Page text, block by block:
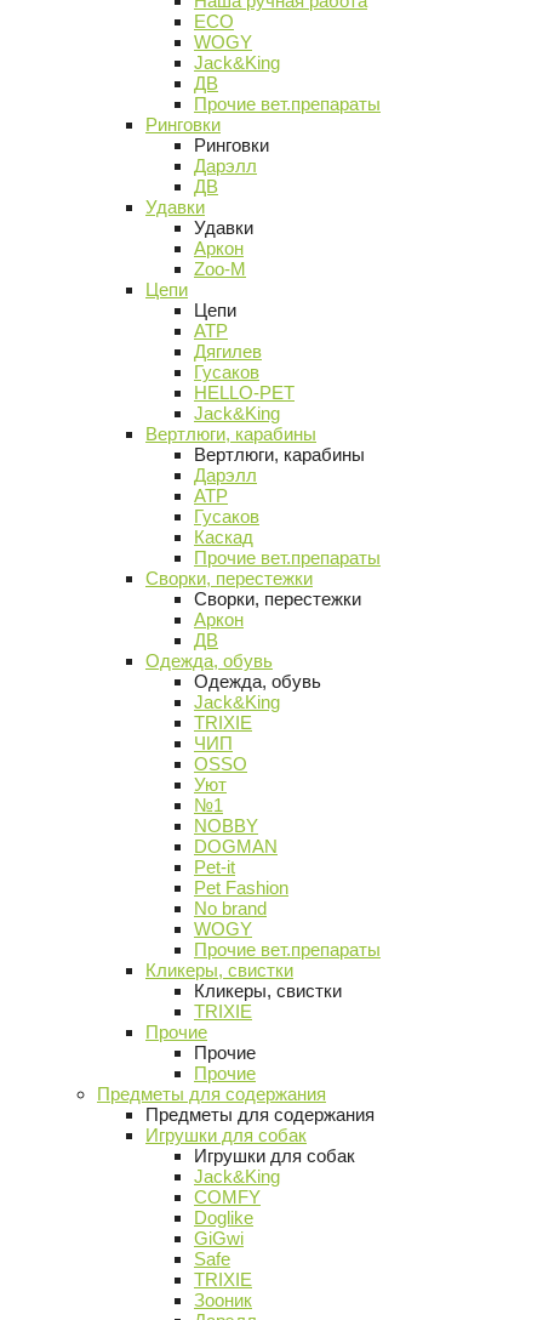
ECO
WOGY
Jack&King
ДВ
Прочие вет.препараты
Ринговки
Ринговки
Дарэлл
ДВ
Удавки
Удавки
Аркон
Zoo-M
Цепи
Цепи
АТР
Дягилев
Гусаков
HELLO-PET
Jack&King
Вертлюги, карабины
Вертлюги, карабины
Дарэлл
АТР
Гусаков
Каскад
Прочие вет.препараты
Сворки, перестежки
Сворки, перестежки
Аркон
ДВ
Одежда, обувь
Одежда, обувь
Jack&King
TRIXIE
ЧИП
OSSO
Уют
№1
NOBBY
DOGMAN
Pet-it
Pet Fashion
No brand
WOGY
Прочие вет.препараты
Кликеры, свистки
Кликеры, свистки
TRIXIE
Прочие
Прочие
Прочие
Предметы для содержания
Предметы для содержания
Игрушки для собак
Игрушки для собак
Jack&King
COMFY
Doglike
GiGwi
Safe
TRIXIE
Зооник